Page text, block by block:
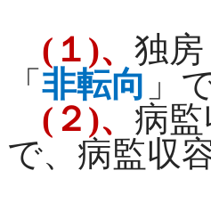
( １ )、 独
「 非転向 」
( ２ )、 病
で、病監収